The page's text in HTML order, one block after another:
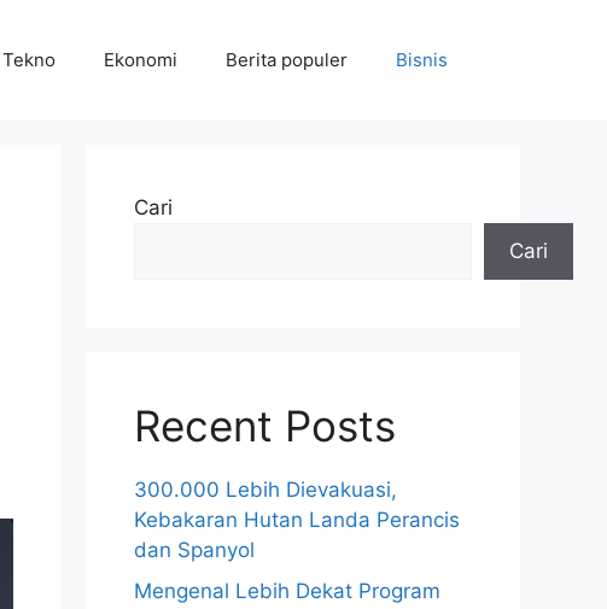
Tekno Ekonomi Berita populer Bisnis
Cari
Cari
Recent Posts
300.000 Lebih Dievakuasi,
Kebakaran Hutan Landa Perancis
dan Spanyol
Mengenal Lebih Dekat Program